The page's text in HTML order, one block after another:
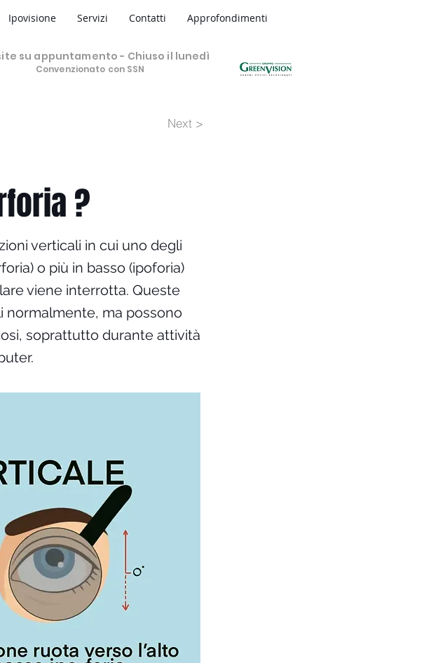
su appuntamento - Chiuso il lunedì
Convenzionato con SSN
Ipovisione Servizi Contatti Approfondimenti
Next >
?
verticali in cui uno degli
o più in basso (ipoforia)
viene interrotta. Queste
normalmente, ma possono
soprattutto durante attività